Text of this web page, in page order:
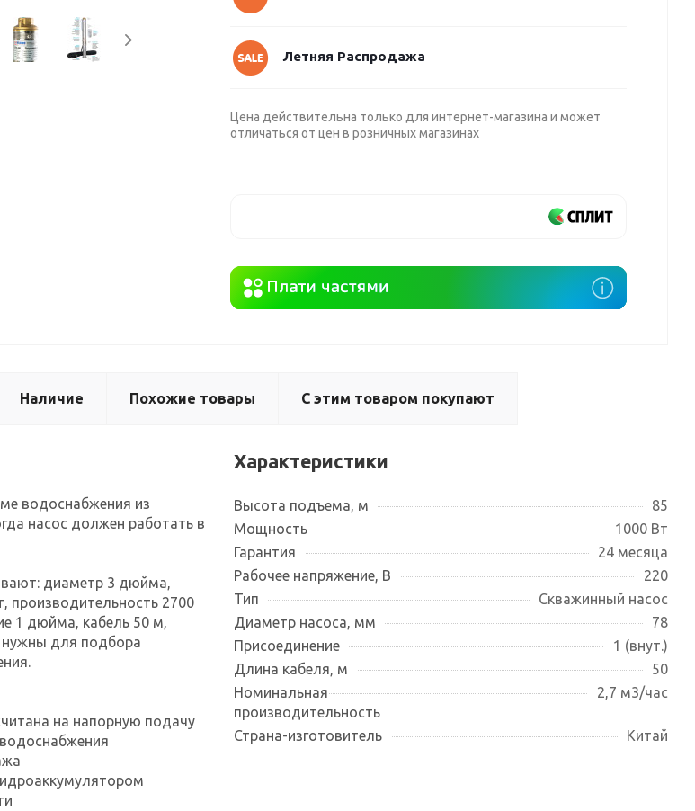
Летняя Распродажа
Цена действительна только для интернет-магазина и может
отличаться от цен в розничных магазинах
Наличие Похожие товары С этим товаром покупают
водоснабжения из
насос должен работать в
диаметр 3 дюйма,
производительность 2700
1 дюйма, кабель 50 м,
нужны для подбора
на напорную подачу
Характеристики
Высота подъема, м
85
Мощность
1000 Вт
Гарантия
24 месяца
Рабочее напряжение, В
220
Тип
Скважинный насос
Диаметр насоса, мм
78
Присоединение
1 (внут.)
Длина кабеля, м
50
Номинальная
производительность
2,7 м3/час
Страна-изготовитель Китай